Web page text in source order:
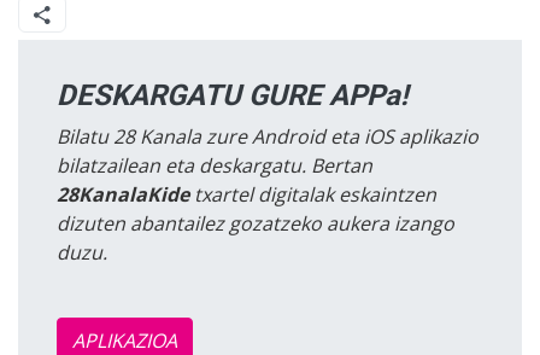
DESKARGATU GURE APPa!
Bilatu 28 Kanala zure Android eta iOS aplikazio
bilatzailean eta deskargatu. Bertan
28KanalaKidetxartel digitalak eskaintzen
dizuten abantailez gozatzeko aukera izango
duzu.
APLIKAZIOA